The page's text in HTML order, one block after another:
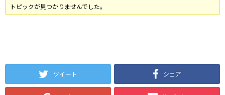
トピックが見つかりませんでした。
ツイート シェア